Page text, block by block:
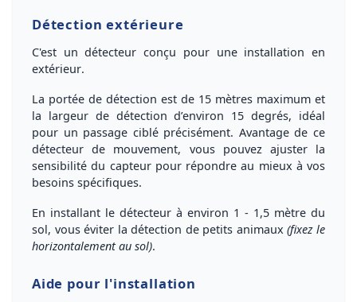
Détection extérieure
C'est undétecteur conçu pour une installation en
extérieur.
La portée de détection est de 15 mètres maximum et
la largeur de détection d’environ 15 degrés, idéal
pour un passage ciblé précisément. Avantage de ce
détecteur de mouvement, vous pouvez ajuster la
sensibilité du capteur pour répondre au mieux à vos
besoins spécifiques.
En installant le détecteur à environ 1 - 1,5 mètre du
sol, vous éviter la détection de petits animaux(fixez le
horizontalement au sol).
Aide pour l'installation